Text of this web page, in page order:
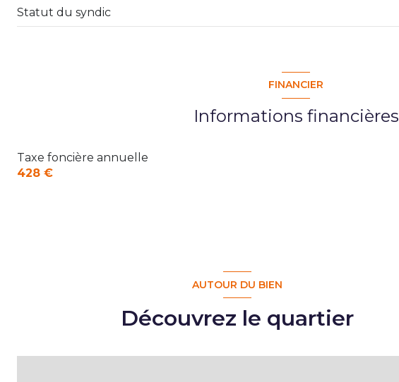
Statut du syndic
FINANCIER
Informations financières
Taxe foncière annuelle
428 €
AUTOUR DU BIEN
Découvrez le quartier